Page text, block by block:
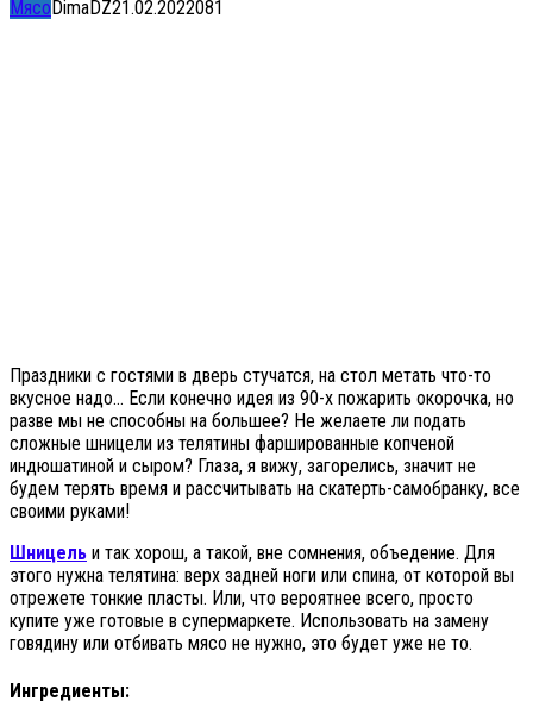
МясоDimaDZ21.02.2022081
Праздники с гостями в дверь стучатся, на стол метать что-то
вкусное надо… Если конечно идея из 90-х пожарить окорочка, но
разве мы не способны на большее? Не желаете ли подать
сложные шницели из телятины фаршированные копченой
индюшатиной и сыром? Глаза, я вижу, загорелись, значит не
будем терять время и рассчитывать на скатерть-самобранку, все
своими руками!
Шницель и так хорош, а такой, вне сомнения, объедение. Для
этого нужна телятина: верх задней ноги или спина, от которой вы
отрежете тонкие пласты. Или, что вероятнее всего, просто
купите уже готовые в супермаркете. Использовать на замену
говядину или отбивать мясо не нужно, это будет уже не то.
Ингредиенты: